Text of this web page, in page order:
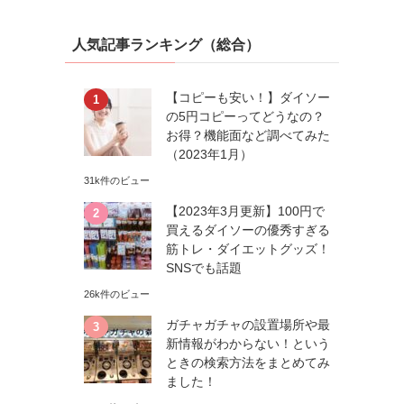
人気記事ランキング（総合）
【コピーも安い！】ダイソー
の5円コピーってどうなの？
お得？機能面など調べてみた
（2023年1月）
31k件のビュー
【2023年3月更新】100円で
買えるダイソーの優秀すぎる
筋トレ・ダイエットグッズ！
SNSでも話題
26k件のビュー
ガチャガチャの設置場所や最
新情報がわからない！という
ときの検索方法をまとめてみ
ました！